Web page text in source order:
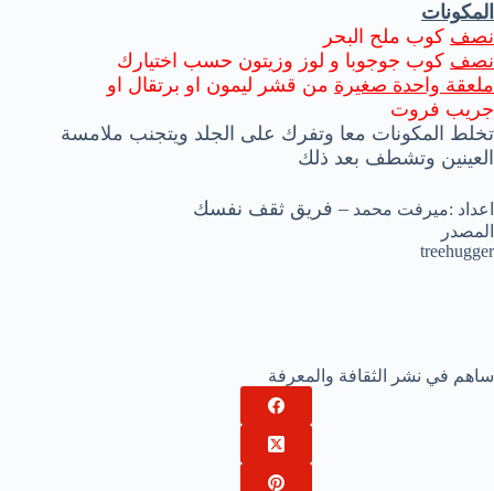
المكونات
نصف كوب ملح البحر
نصف كوب جوجوبا و لوز وزيتون حسب اختيارك
ملعقة واحدة صغيرة من قشر ليمون او برتقال او
جريب فروت
تخلط المكونات معا وتفرك على الجلد ويتجنب ملامسة
العينين وتشطف بعد ذلك
اعداد :ميرفت محمد – فريق ثقف نفسك
المصدر
treehugger
ساهم في نشر الثقافة والمعرفة